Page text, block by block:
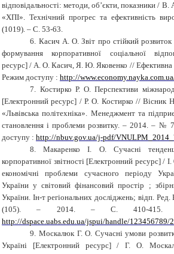
відповідальності: методи, об’єкти, показники /
«ХПІ». Технічний прогрес та ефективність
(1019). – С. 53-63.
6. Касич А. О. Звіт про стійкий розвиток
формування корпоративної соціальної
ресурс] / А. О. Касич, Я. Ю. Яковенко // Ефективна
Режим доступу : http://
7. Костирко Р. О. Перспективи
[Електронний ресурс] / Р. О. Костирко // Вісник
«Львівська політехніка». Менеджмент та
становлення і проблеми розвитку. – 2014. –
доступу : http://nbuv.gov.ua/j-pdf/
8.
Макаренко І. О. Сучасні
корпоративної звітності [Електронний ресурс] /
економічні проблеми сучасного періоду
України у світовий фінансовий простір ;
України. Ін-т регіональних досліджень; відп.
(105). – 2014. – С. 410-415.
http://dspace.uabs.edu.ua/jspui/handle/123456789/
9. Москалюк Г. О. Сучасні умови
Україні [Електронний ресурс] / Г. О.